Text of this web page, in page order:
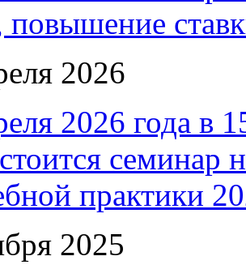
повышение
2026
2026 года в
практики
2025